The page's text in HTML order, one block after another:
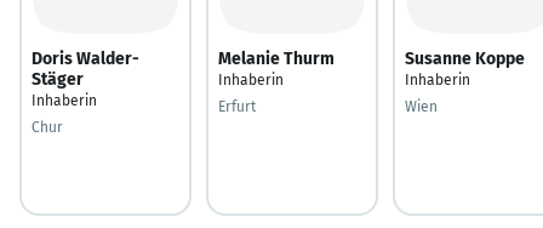
Doris Walder-
Stäger
Inhaberin
Chur
Melanie Thurm
Inhaberin
Erfurt
Susanne Koppe
Inhaberin
Wien